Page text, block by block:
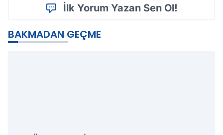
İlk Yorum Yazan Sen Ol!
BAKMADAN GEÇME